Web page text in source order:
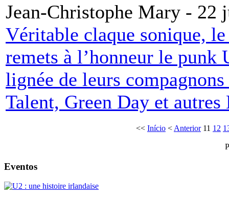
Jean-Christophe Mary - 22
Véritable claque sonique,
remets à l’honneur le punk
lignée de leurs
Talent, Green Day et
<< Início < Anterior 11 12
Eventos